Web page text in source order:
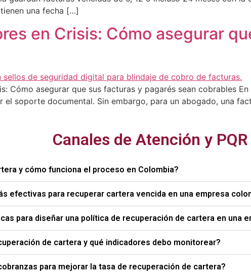
una fecha […]
en Crisis: Cómo asegurar
Cómo asegurar que sus facturas y pagarés sean cobrables
el soporte documental. Sin embargo, para un abogado, una
Canales de Atención y PQR
y cómo funciona el proceso en Colombia?
efectivas para recuperar cartera vencida en una empresa
para diseñar una política de recuperación de cartera en una
de cartera y qué indicadores debo monitorear?
para mejorar la tasa de recuperación de cartera?